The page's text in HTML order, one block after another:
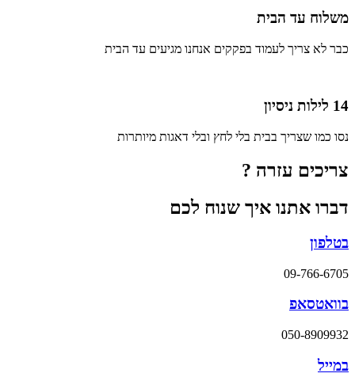
משלוח עד הבית
כבר לא צריך לעמוד בפקקים אנחנו מגיעים עד הבית
14 לילות ניסיון
נסו כמו שצריך בבית בלי לחץ ובלי דאגות מיותרות
צריכים עזרה ?
דברו אתנו איך שנוח לכם
בטלפון
09-766-6705
בוואטסאפ
050-8909932
במייל